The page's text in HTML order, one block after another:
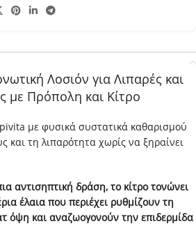
Λοσιόν για Λιπαρές και
με Πρόπολη και Κίτρο
με φυσικά συστατικά καθαρισμού
και τη λιπαρότητα χωρίς να ξηραίνει
αντισηπτική δράση, το κίτρο τονώνει
έλαια που περιέχει ρυθμίζουν τη
όψη και αναζωογονούν την επιδερμίδα